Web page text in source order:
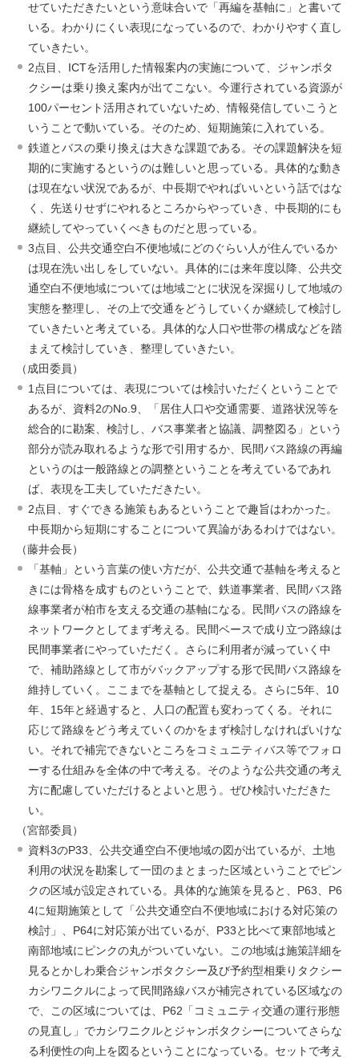
せていただきたいという意味合いで「再編を基軸に」と書いて
いる。わかりにくい表現になっているので、わかりやすく直し
ていきたい。
2点目、ICTを活用した情報案内の実施について、ジャンボタ
クシーは乗り換え案内が出てこない。今運行されている資源が
100パーセント活用されていないため、情報発信していこうと
いうことで動いている。そのため、短期施策に入れている。
鉄道とバスの乗り換えは大きな課題である。その課題解決を短
期的に実施するというのは難しいと思っている。具体的な動き
は現在ない状況であるが、中長期でやればいいという話ではな
く、先送りせずにやれるところからやっていき、中長期的にも
継続してやっていくべきものだと思っている。
3点目、公共交通空白不便地域にどのぐらい人が住んでいるか
は現在洗い出しをしていない。具体的には来年度以降、公共交
通空白不便地域については地域ごとに状況を深掘りして地域の
実態を整理し、その上で交通をどうしていくか継続して検討し
ていきたいと考えている。具体的な人口や世帯の構成などを踏
まえて検討していき、整理していきたい。
（成田委員）
1点目については、表現については検討いただくということで
あるが、資料2のNo.9、「居住人口や交通需要、道路状況等を
総合的に勘案、検討し、バス事業者と協議、調整図る」という
部分が読み取れるような形で引用するか、民間バス路線の再編
というのは一般路線との調整ということを考えているであれ
ば、表現を工夫していただきたい。
2点目、すぐできる施策もあるということで趣旨はわかった。
中長期から短期にすることについて異論があるわけではない。
（藤井会長）
「基軸」という言葉の使い方だが、公共交通で基軸を考えると
きには骨格を成すものということで、鉄道事業者、民間バス路
線事業者が柏市を支える交通の基軸になる。民間バスの路線を
ネットワークとしてまず考える。民間ベースで成り立つ路線は
民間事業者にやっていただく。さらに利用者が減っていく中
で、補助路線として市がバックアップする形で民間バス路線を
維持していく。ここまでを基軸として捉える。さらに5年、10
年、15年と経過すると、人口の配置も変わってくる。それに
応じて路線をどう考えていくのかをまず検討しなければいけな
い。それで補完できないところをコミュニティバス等でフォロ
ーする仕組みを全体の中で考える。そのような公共交通の考え
方に配慮していただけるとよいと思う。ぜひ検討いただきた
い。
（宮部委員）
資料3のP33、公共交通空白不便地域の図が出ているが、土地
利用の状況を勘案して一団のまとまった区域ということでピン
クの区域が設定されている。具体的な施策を見ると、P63、P6
4に短期施策として「公共交通空白不便地域における対応策の
検討」、P64に対応策が出ているが、P33と比べて東部地域と
南部地域にピンクの丸がついていない。この地域は施策詳細を
見るとかしわ乗合ジャンボタクシー及び予約型相乗りタクシー
カシワニクルによって民間路線バスが補完されている区域なの
で、この区域については、P62「コミュニティ交通の運行形態
の見直し」でカシワニクルとジャンボタクシーについてさらな
る利便性の向上を図るということになっている。セットで考え